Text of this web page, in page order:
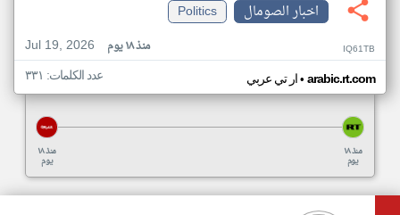
اخبار الصومال
Politics
Jul 19, 2026
منذ ١٨ يوم IQ61TB
ار تي عربي• arabic.rt.com عدد الكلمات: ٣٣١
منذ ١٨
يوم
منذ ١٨
يوم